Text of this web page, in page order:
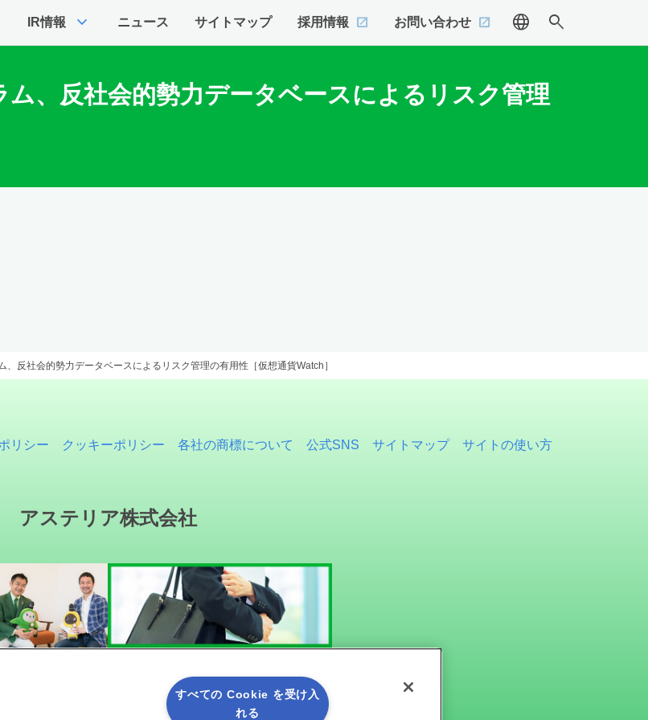
IR情報 expand_more ニュース サイトマップ 採用情報 お問い合わせ language search
、反社会的勢力データベースによるリスク管理
、反社会的勢力データベースによるリスク管理の有用性［仮想通貨Watch］
リシー クッキーポリシー 各社の商標について 公式SNS サイトマップ サイトの使い方
アステリア株式会社
すべての Cookie を受け入
れる